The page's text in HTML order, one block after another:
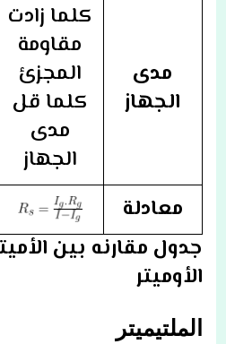
مدى
الجهاز
كلما زادت
مقاومة
المجزئ
كلما قل
مدى
الجهاز
معادلة
جدول مقارنه بين
الأوميتر
الملتيميتر